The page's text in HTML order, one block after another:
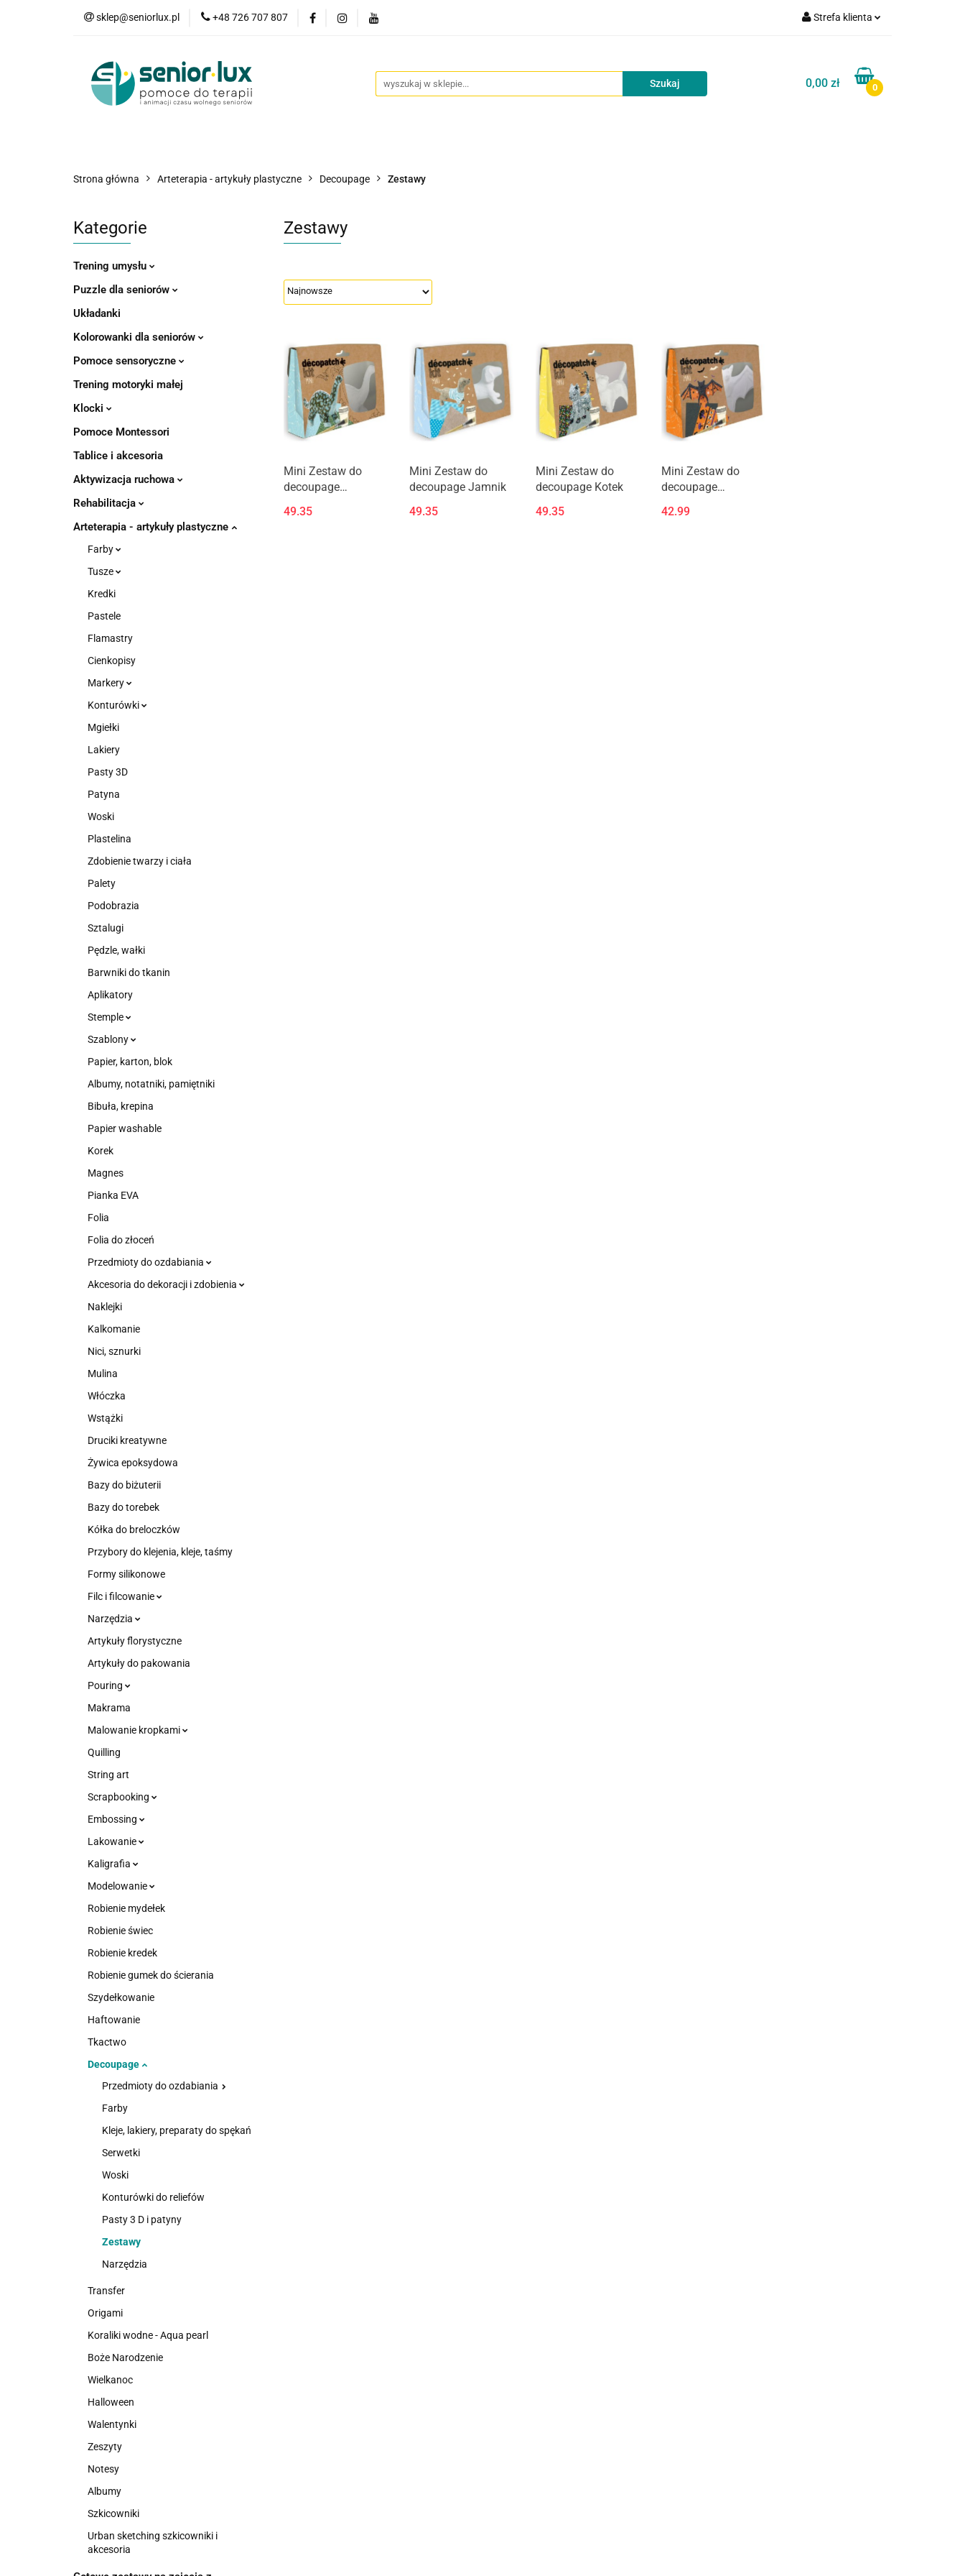
sklep@seniorlux.pl +48 726 707 807 Strefa klienta
Zarejestruj się
Dodaj zgłoszenie
0,00 zł 0
Promocje Nowości
Strona główna Arteterapia - artykuły plastyczne Decoupage Zestawy
Kategorie
Trening umysłu
Puzzle dla seniorów
Układanki
Kolorowanki dla seniorów
Pomoce sensoryczne
Trening motoryki małej
Klocki
Pomoce Montessori
Tablice i akcesoria
Aktywizacja ruchowa
Rehabilitacja
Arteterapia - artykuły plastyczne
Farby
Tusze
Kredki
Pastele
Flamastry
Cienkopisy
Markery
Konturówki
Mgiełki
Lakiery
Pasty 3D
Patyna
Woski
Plastelina
Zdobienie twarzy i ciała
Palety
Podobrazia
Sztalugi
Pędzle, wałki
Barwniki do tkanin
Aplikatory
Stemple
Szablony
Papier, karton, blok
Albumy, notatniki, pamiętniki
Bibuła, krepina
Papier washable
Korek
Magnes
Pianka EVA
Folia
Folia do złoceń
Przedmioty do ozdabiania
Akcesoria do dekoracji i zdobienia
Naklejki
Kalkomanie
Nici, sznurki
Mulina
Włóczka
Wstążki
Druciki kreatywne
Żywica epoksydowa
Bazy do biżuterii
Bazy do torebek
Kółka do breloczków
Przybory do klejenia, kleje, taśmy
Formy silikonowe
Filc i filcowanie
Narzędzia
Artykuły florystyczne
Artykuły do pakowania
Pouring
Makrama
Malowanie kropkami
Quilling
String art
Scrapbooking
Embossing
Lakowanie
Kaligrafia
Modelowanie
Robienie mydełek
Robienie świec
Robienie kredek
Robienie gumek do ścierania
Szydełkowanie
Haftowanie
Tkactwo
Decoupage
Przedmioty do ozdabiania
Farby
Kleje, lakiery, preparaty do spękań
Serwetki
Woski
Konturówki do reliefów
Pasty 3 D i patyny
Zestawy
Narzędzia
Transfer
Origami
Koraliki wodne - Aqua pearl
Boże Narodzenie
Wielkanoc
Halloween
Walentynki
Zeszyty
Notesy
Albumy
Szkicowniki
Urban sketching szkicowniki i
akcesoria
Zestawy
Mini Zestaw do
decoupage
49.35
Mini Zestaw do
decoupage Jamnik
49.35
Mini Zestaw do
decoupage Kotek
49.35
Mini Zestaw do
decoupage
42.99